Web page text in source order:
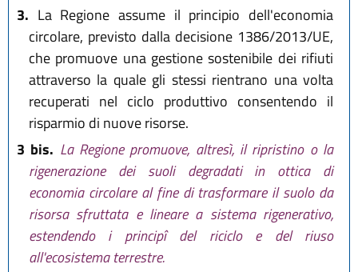
3. La Regione assume il principio dell'economia
circolare, previsto dalla decisione 1386/2013/UE,
che promuove una gestione sostenibile dei rifiuti
attraverso la quale gli stessi rientrano una volta
recuperati nel ciclo produttivo consentendo il
risparmio di nuove risorse.
3 bis. La Regione promuove, altresì, il ripristino o la
rigenerazione dei suoli degradati in ottica di
economia circolare al fine di trasformare il suolo da
risorsa sfruttata e lineare a sistema rigenerativo,
estendendo i principî del riciclo e del riuso
all'ecosistema terrestre.